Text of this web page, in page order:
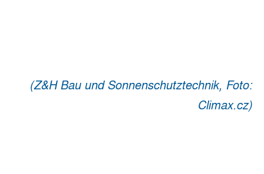
(Z&H Bau und Sonnenschutztechnik, Foto:
Climax.cz)